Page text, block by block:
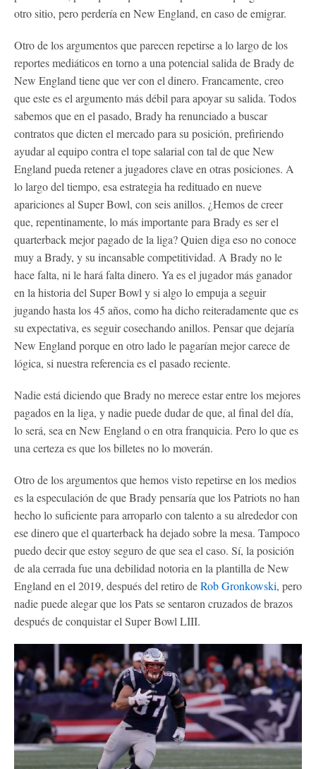
otro sitio, pero perdería en New England, en caso de emigrar.
Otro de los argumentos que parecen repetirse a lo largo de los
reportes mediáticos en torno a una potencial salida de Brady de
New England tiene que ver con el dinero. Francamente, creo
que este es el argumento más débil para apoyar su salida. Todos
sabemos que en el pasado, Brady ha renunciado a buscar
contratos que dicten el mercado para su posición, prefiriendo
ayudar al equipo contra el tope salarial con tal de que New
England pueda retener a jugadores clave en otras posiciones. A
lo largo del tiempo, esa estrategia ha redituado en nueve
apariciones al Super Bowl, con seis anillos. ¿Hemos de creer
que, repentinamente, lo más importante para Brady es ser el
quarterback mejor pagado de la liga? Quien diga eso no conoce
muy a Brady, y su incansable competitividad. A Brady no le
hace falta, ni le hará falta dinero. Ya es el jugador más ganador
en la historia del Super Bowl y si algo lo empuja a seguir
jugando hasta los 45 años, como ha dicho reiteradamente que es
su expectativa, es seguir cosechando anillos. Pensar que dejaría
New England porque en otro lado le pagarían mejor carece de
lógica, si nuestra referencia es el pasado reciente.
Nadie está diciendo que Brady no merece estar entre los mejores
pagados en la liga, y nadie puede dudar de que, al final del día,
lo será, sea en New England o en otra franquicia. Pero lo que es
una certeza es que los billetes no lo moverán.
Otro de los argumentos que hemos visto repetirse en los medios
es la especulación de que Brady pensaría que los Patriots no han
hecho lo suficiente para arroparlo con talento a su alrededor con
ese dinero que el quarterback ha dejado sobre la mesa. Tampoco
puedo decir que estoy seguro de que sea el caso. Sí, la posición
de ala cerrada fue una debilidad notoria en la plantilla de New
England en el 2019, después del retiro deRob Gronkowski, pero
nadie puede alegar que los Pats se sentaron cruzados de brazos
después de conquistar el Super Bowl LIII.